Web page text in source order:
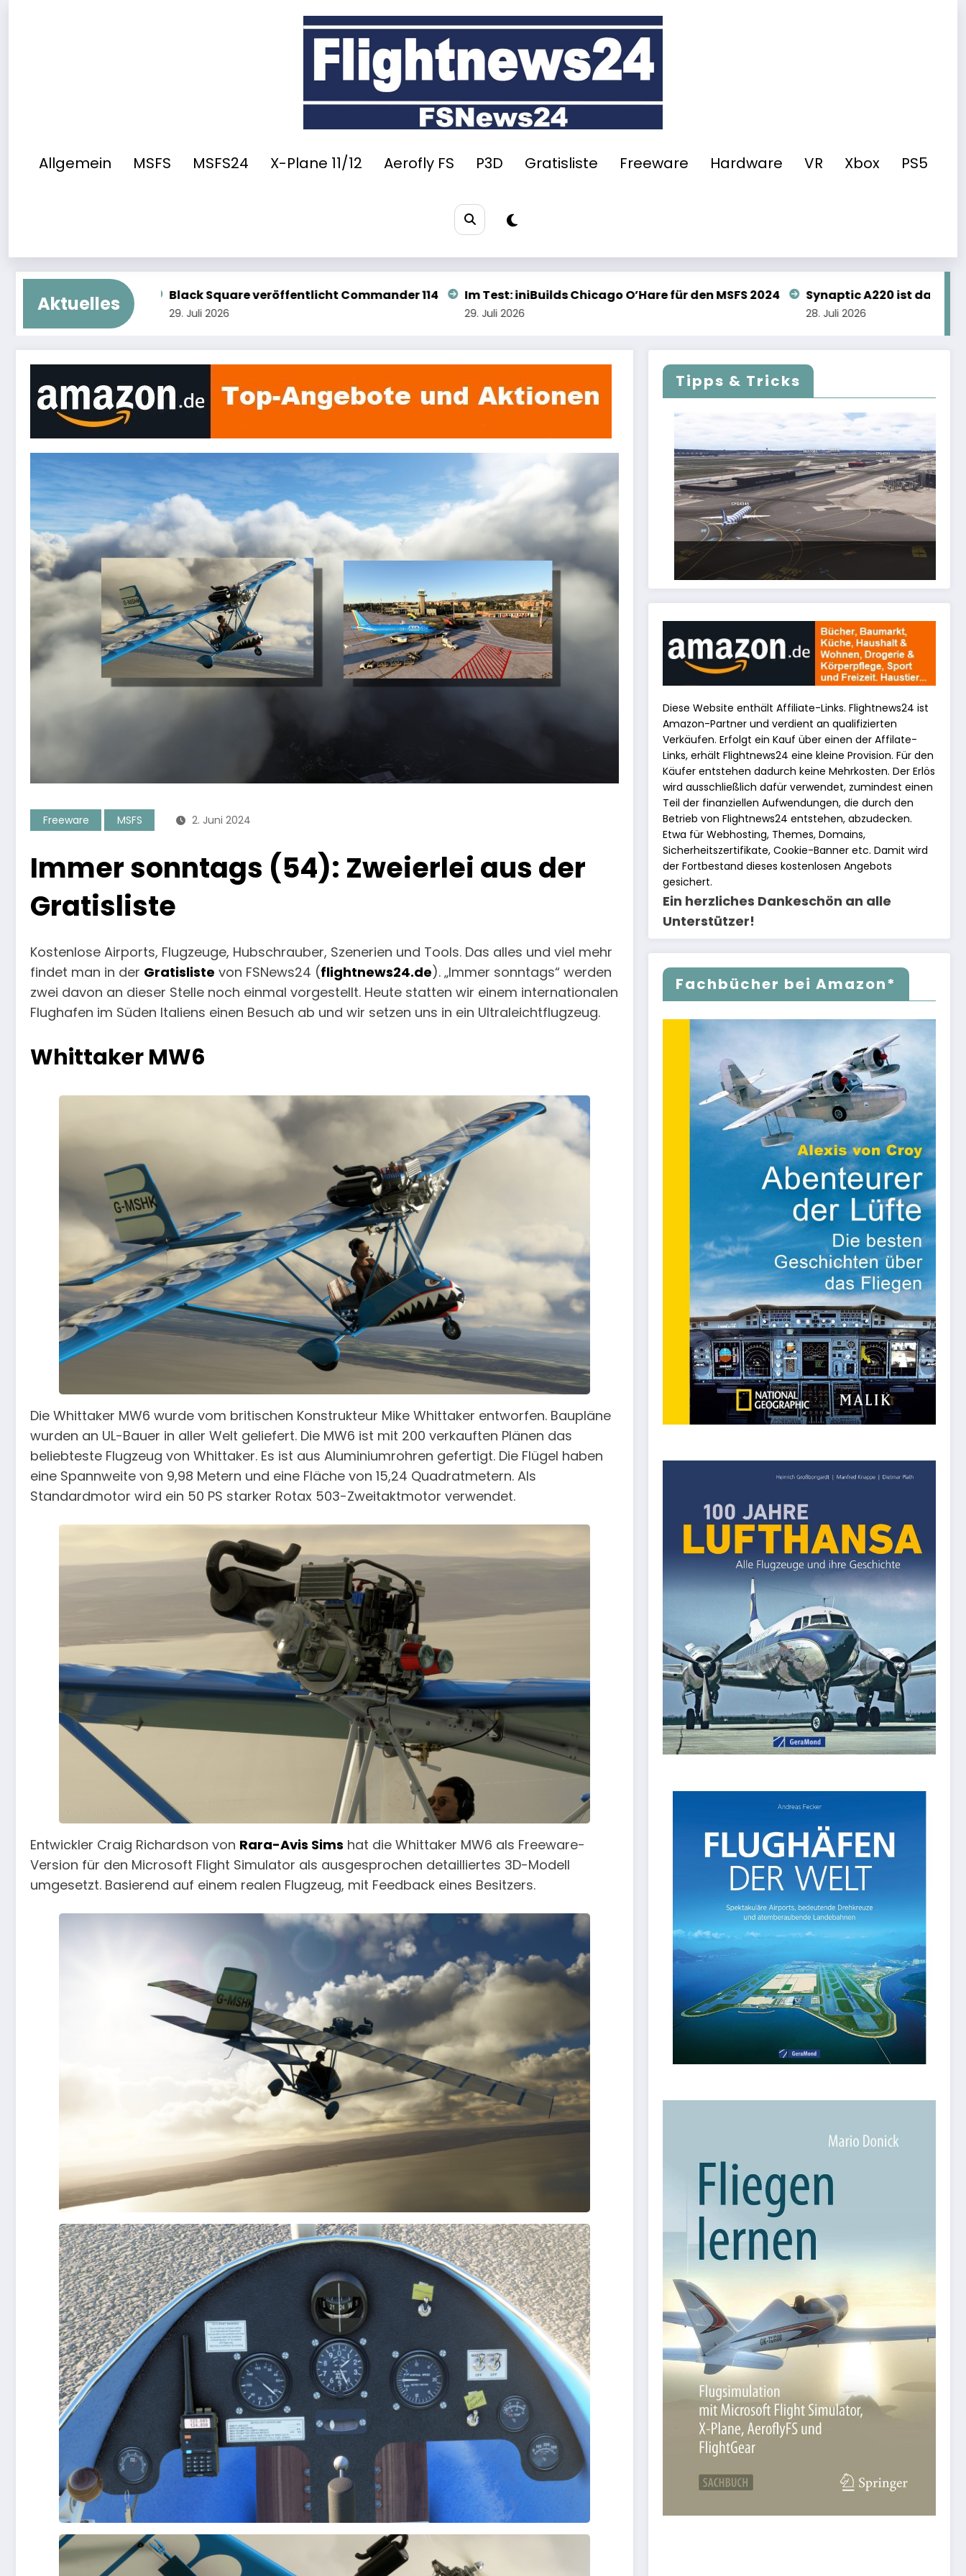
Allgemein MSFS MSFS24 X-Plane 11/12 Aerofly FS P3D Gratisliste Freeware Hardware VR Xbox PS5
Aktuelles
Square veröffentlicht Commander 114
Juli 2026
Im Test: iniBuilds Chicago O’Hare für den MSFS 2024 Synaptic A220 ist da! Mit diesen Einschränkungen…
Freeware MSFS 2. Juni 2024
Immer sonntags (54): Zweierlei aus der
Gratisliste
Kostenlose Airports, Flugzeuge, Hubschrauber, Szenerien und Tools. Das alles und viel mehr
findet man in der Gratisliste von FSNews24 (flightnews24.de). „Immer sonntags“ werden
zwei davon an dieser Stelle noch einmal vorgestellt. Heute statten wir einem internationalen
Flughafen im Süden Italiens einen Besuch ab und wir setzen uns in ein Ultraleichtflugzeug.
Whittaker MW6
Die Whittaker MW6 wurde vom britischen Konstrukteur Mike Whittaker entworfen. Baupläne
wurden an UL-Bauer in aller Welt geliefert. Die MW6 ist mit 200 verkauften Plänen das
beliebteste Flugzeug von Whittaker. Es ist aus Aluminiumrohren gefertigt. Die Flügel haben
eine Spannweite von 9,98 Metern und eine Fläche von 15,24 Quadratmetern. Als
Standardmotor wird ein 50 PS starker Rotax 503-Zweitaktmotor verwendet.
Entwickler Craig Richardson von Rara-Avis Sims hat die Whittaker MW6 als Freeware-
Version für den Microsoft Flight Simulator als ausgesprochen detailliertes 3D-Modell
umgesetzt. Basierend auf einem realen Flugzeug, mit Feedback eines Besitzers.
Tipps & Tricks
FSLTL Traffic: Tipps und Tricks, damit es
klappt!
Diese Website enthält Affiliate-Links. Flightnews24 ist
Amazon-Partner und verdient an qualifizierten
Verkäufen. Erfolgt ein Kauf über einen der Affilate-
Links, erhält Flightnews24 eine kleine Provision. Für den
Käufer entstehen dadurch keine Mehrkosten. Der Erlös
wird ausschließlich dafür verwendet, zumindest einen
Teil der finanziellen Aufwendungen, die durch den
Betrieb von Flightnews24 entstehen, abzudecken.
Etwa für Webhosting, Themes, Domains,
Sicherheitszertifikate, Cookie-Banner etc. Damit wird
der Fortbestand dieses kostenlosen Angebots
gesichert.
Ein herzliches Dankeschön an alle
Unterstützer!
Fachbücher bei Amazon*